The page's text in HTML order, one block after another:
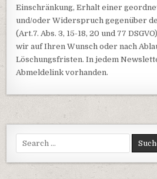
Einschränkung, Erhalt einer
und/oder Widerspruch gegenüber
(Art.7. Abs. 3, 15-18, 20 und 77
wir auf Ihren Wunsch oder nach
Löschungsfristen. In jedem
Abmeldelink vorhanden.
Search
for: